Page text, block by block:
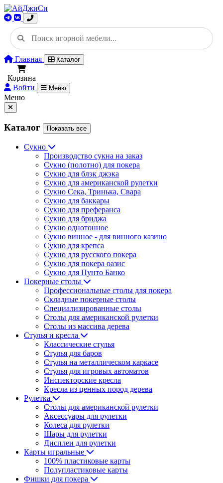
Главная Каталог
Корзина
Войти
Меню
Меню
Каталог Показать все
Сукно
Производство сукна на заказ
Сукно (полотно) для покера
Сукно для блэк джэка
Сукно для американской рулетки
Сукно Сека, Тринька, Свара
Сукно для баккары
Сукно для преферанса
Сукно для бриджа
Сукно однотонное
Сукно винное - для винного казино
Сукно для крепса
Сукно для русского покера
Сукно для покера оазис
Сукно для Пунто Банко
Покерные столы
Профессиональные столы для покера
Складные покерные столы
Специализированные столы
Столы для американской рулетки
Столы из массива дерева
Стулья и кресла
Классические стулья
Стулья для баров
Стулья на металлическом каркасе
Стулья для игровых автоматов
Инспекторские кресла
Кресла из ценных пород дерева
Рулетка
Столы для американской рулетки
Аксессуары для рулетки
Колеса для рулетки
Шары для рулетки
Дисплеи для рулетки
Карты игральные
100% пластиковые карты
Полупластиковые карты
Фишки для покера